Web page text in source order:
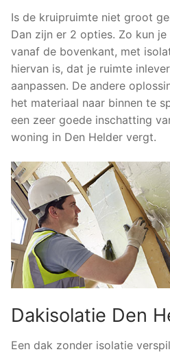
Is de kruipruimte niet groot
Dan zijn er 2 opties. Zo kun
vanaf de bovenkant, met
hiervan is, dat je ruimte
aanpassen. De andere
het materiaal naar binnen te
een zeer goede inschatting
woning in Den Helder vergt.
Dakisolatie Den
Een dak zonder isolatie